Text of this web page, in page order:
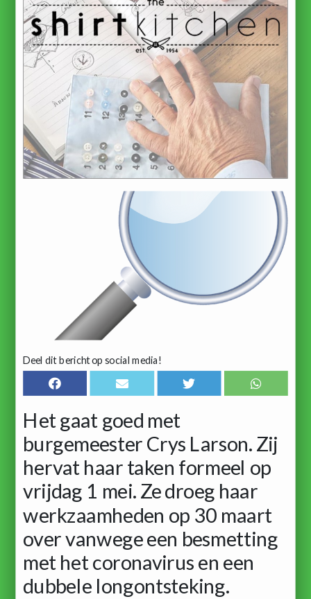
Deel dit bericht op social media!
Het gaat goed met
burgemeester Crys Larson. Zij
hervat haar taken formeel op
vrijdag 1 mei. Ze droeg haar
werkzaamheden op 30 maart
over vanwege een besmetting
met het coronavirus en een
dubbele longontsteking.